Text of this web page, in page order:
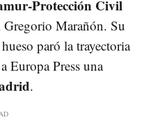
Protección Civil
Marañón. Su
paró la trayectoria
Europa Press una
.